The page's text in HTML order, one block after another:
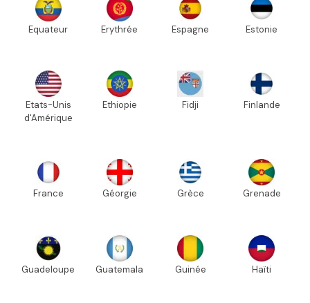
Equateur Erythrée Espagne Estonie
Etats-Unis
d'Amérique
Ethiopie Fidji Finlande
France Géorgie Grèce Grenade
Guadeloupe Guatemala Guinée Haïti